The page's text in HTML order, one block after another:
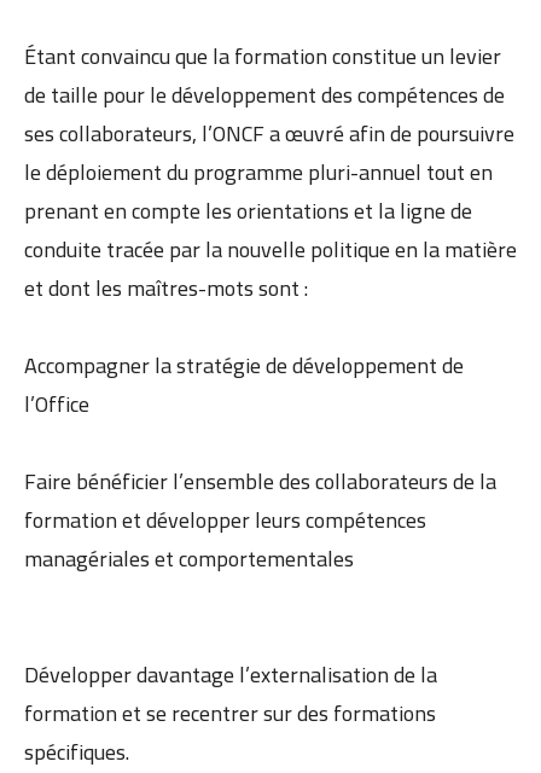
Étant convaincu que la formation constitue un levier
de taille pour le développement des compétences de
ses collaborateurs, l’ONCF a œuvré afin de poursuivre
le déploiement du programme pluri-annuel tout en
prenant en compte les orientations et la ligne de
conduite tracée par la nouvelle politique en la matière
et dont les maîtres-mots sont :
Accompagner la stratégie de développement de
l’Office
Faire bénéficier l’ensemble des collaborateurs de la
formation et développer leurs compétences
managériales et comportementales
Développer davantage l’externalisation de la
formation et se recentrer sur des formations
spécifiques.